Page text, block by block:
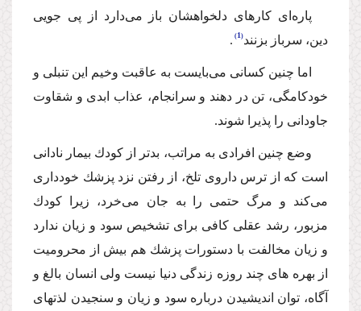
پاره‌اى كارهاى دلخواهشان باز مى‌دارد از پى جویى
دین، سرباز بزنند 1
.
اما چنین كسانى مى‌بایست به عاقبت وخیم این تنبلى و
خودكامگى، تن در دهند و سرانجام، عذاب ابدى و شقاوت
جاودانى را پذیرا شوند.
وضع چنین افرادى به مراتب، بدتر از كودك بیمار نادانى
است كه از ترس داروى تلخ، از رفتن نزد پزشك خوددارى
مى‌كند و مرگ حتمى را به جان مى‌خرد، زیرا كودك
مزبور، رشد عقلى كافى براى تشخیص سود و زیان ندارد
و زیان مخالفت با دستورات پزشك هم بیش از محرومیت
از بهره هاى چند روزه زندگى دنیا نیست ولى انسان بالغ و
آگاه، توان اندیشیدن درباره سود و زیان و سنجیدن لذتهاى